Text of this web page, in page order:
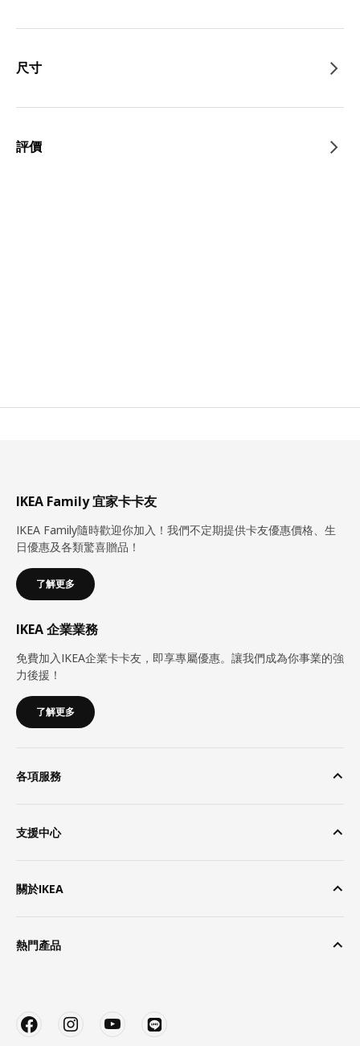
尺寸
評價
IKEA Family 宜家卡卡友
IKEA Family隨時歡迎你加入！我們不定期提供卡友優惠價格、生
日優惠及各類驚喜贈品！
了解更多
IKEA 企業業務
免費加入IKEA企業卡卡友，即享專屬優惠。讓我們成為你事業的強
力後援！
了解更多
各項服務
支援中心
關於IKEA
熱門產品